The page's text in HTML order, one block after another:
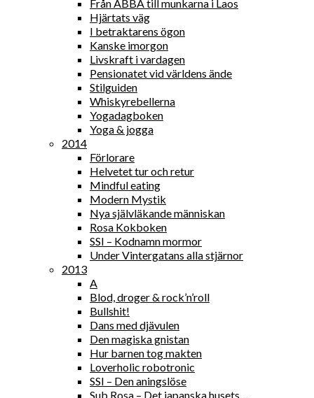
Från ABBA till munkarna i Laos
Hjärtats väg
I betraktarens ögon
Kanske imorgon
Livskraft i vardagen
Pensionatet vid världens ände
Stilguiden
Whiskyrebellerna
Yogadagboken
Yoga & jogga
2014
Förlorare
Helvetet tur och retur
Mindful eating
Modern Mystik
Nya självläkande människan
Rosa Kokboken
SSI – Kodnamn mormor
Under Vintergatans alla stjärnor
2013
A
Blod, droger & rock’n’roll
Bullshit!
Dans med djävulen
Den magiska gnistan
Hur barnen tog makten
Loverholic robotronic
SSI – Den aningslöse
Sub Rosa – Det japanska husets…